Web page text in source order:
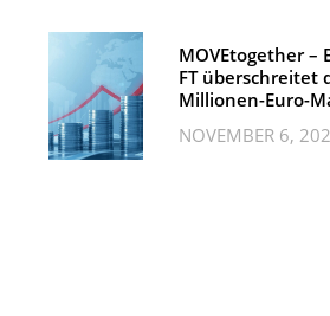
MOVEtogether –
FT überschreitet
Millionen-Euro-
NOVEMBER 6,